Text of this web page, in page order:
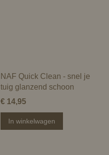
NAF Quick Clean - snel je
tuig glanzend schoon
€ 14,95
In winkelwagen